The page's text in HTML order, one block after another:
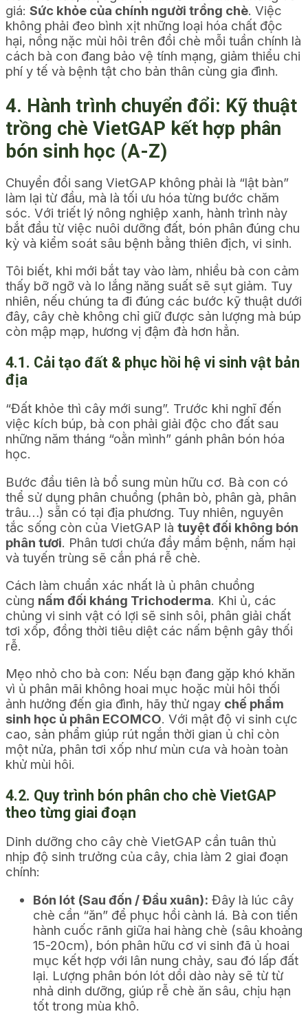
giá: Sức khỏe của chính người trồng chè. Việc
không phải đeo bình xịt những loại hóa chất độc
hại, nồng nặc mùi hôi trên đồi chè mỗi tuần chính là
cách bà con đang bảo vệ tính mạng, giảm thiểu chi
phí y tế và bệnh tật cho bản thân cùng gia đình.
4. Hành trình chuyển đổi: Kỹ thuật
trồng chè VietGAP kết hợp phân
bón sinh học (A-Z)
Chuyển đổi sang VietGAP không phải là “lật bàn”
làm lại từ đầu, mà là tối ưu hóa từng bước chăm
sóc. Với triết lý nông nghiệp xanh, hành trình này
bắt đầu từ việc nuôi dưỡng đất, bón phân đúng chu
kỳ và kiểm soát sâu bệnh bằng thiên địch, vi sinh.
Tôi biết, khi mới bắt tay vào làm, nhiều bà con cảm
thấy bỡ ngỡ và lo lắng năng suất sẽ sụt giảm. Tuy
nhiên, nếu chúng ta đi đúng các bước kỹ thuật dưới
đây, cây chè không chỉ giữ được sản lượng mà búp
còn mập mạp, hương vị đậm đà hơn hẳn.
4.1. Cải tạo đất & phục hồi hệ vi sinh vật bản
địa
“Đất khỏe thì cây mới sung”. Trước khi nghĩ đến
việc kích búp, bà con phải giải độc cho đất sau
những năm tháng “oằn mình” gánh phân bón hóa
học.
Bước đầu tiên là bổ sung mùn hữu cơ. Bà con có
thể sử dụng phân chuồng (phân bò, phân gà, phân
trâu…) sẵn có tại địa phương. Tuy nhiên, nguyên
tắc sống còn của VietGAP là tuyệt đối không bón
phân tươi. Phân tươi chứa đầy mầm bệnh, nấm hại
và tuyến trùng sẽ cắn phá rễ chè.
Cách làm chuẩn xác nhất là ủ phân chuồng
cùng nấm đối kháng Trichoderma. Khi ủ, các
chủng vi sinh vật có lợi sẽ sinh sôi, phân giải chất
tơi xốp, đồng thời tiêu diệt các nấm bệnh gây thối
rễ.
Mẹo nhỏ cho bà con: Nếu bạn đang gặp khó khăn
vì ủ phân mãi không hoai mục hoặc mùi hôi thối
ảnh hưởng đến gia đình, hãy thử ngay chế phẩm
sinh học ủ phân ECOMCO. Với mật độ vi sinh cực
cao, sản phẩm giúp rút ngắn thời gian ủ chỉ còn
một nửa, phân tơi xốp như mùn cưa và hoàn toàn
khử mùi hôi.
4.2. Quy trình bón phân cho chè VietGAP
theo từng giai đoạn
Dinh dưỡng cho cây chè VietGAP cần tuân thủ
nhịp độ sinh trưởng của cây, chia làm 2 giai đoạn
chính:
Bón lót (Sau đốn / Đầu xuân): Đây là lúc cây
chè cần “ăn” để phục hồi cành lá. Bà con tiến
hành cuốc rãnh giữa hai hàng chè (sâu khoảng
15-20cm), bón phân hữu cơ vi sinh đã ủ hoai
mục kết hợp với lân nung chảy, sau đó lấp đất
lại. Lượng phân bón lót dồi dào này sẽ từ từ
nhả dinh dưỡng, giúp rễ chè ăn sâu, chịu hạn
tốt trong mùa khô.